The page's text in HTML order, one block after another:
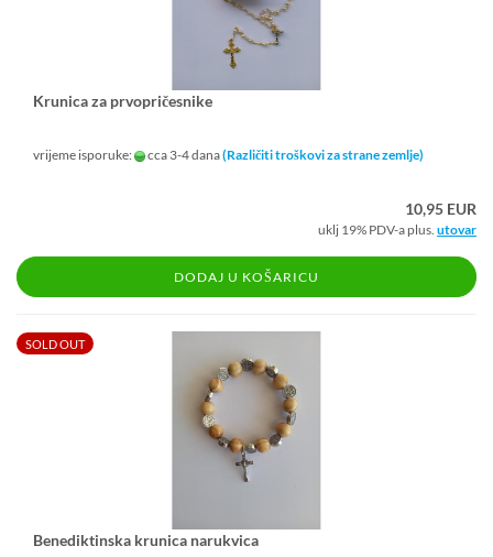
Kru­ni­ca za pr­vo­pri­čes­ni­ke
vrijeme isporuke: cca 3-4 dana(Različiti troškovi za strane zemlje)
10,95 EUR
uklj 19% PDV-a plus. utovar
DODAJ U KOŠARICU
SOLD OUT
Be­ne­dik­tin­ska kru­ni­ca na­ruk­vi­ca